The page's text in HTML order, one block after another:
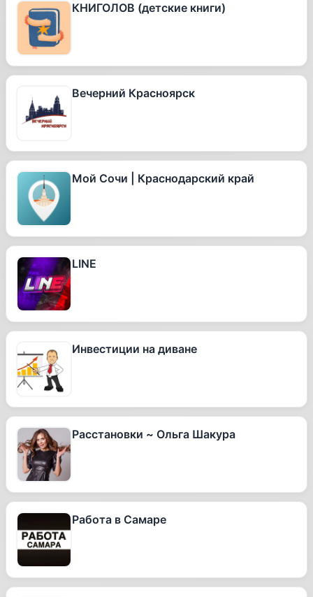
КНИГОЛОВ (детские книги)
Вечерний Красноярск
Мой Сочи | Краснодарский край
LINE
Инвестиции на диване
Расстановки ~ Ольга Шакура
Работа в Самаре